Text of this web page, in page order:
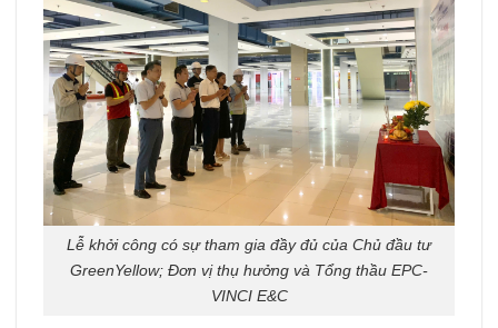
Lễ khởi công có sự tham gia đầy đủ của Chủ đầu tư
GreenYellow; Đơn vị thụ hưởng và Tổng thầu EPC-
VINCI E&C